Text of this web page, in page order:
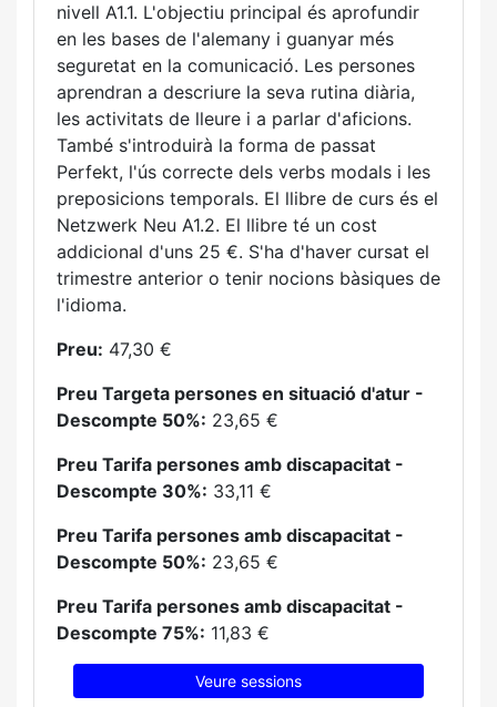
nivell A1.1. L'objectiu principal és aprofundir
en les bases de l'alemany i guanyar més
seguretat en la comunicació. Les persones
aprendran a descriure la seva rutina diària,
les activitats de lleure i a parlar d'aficions.
També s'introduirà la forma de passat
Perfekt, l'ús correcte dels verbs modals i les
preposicions temporals. El llibre de curs és el
Netzwerk Neu A1.2. El llibre té un cost
addicional d'uns 25 €. S'ha d'haver cursat el
trimestre anterior o tenir nocions bàsiques de
l'idioma.
Preu: 47,30 €
Preu Targeta persones en situació d'atur -
Descompte 50%: 23,65 €
Preu Tarifa persones amb discapacitat -
Descompte 30%: 33,11 €
Preu Tarifa persones amb discapacitat -
Descompte 50%: 23,65 €
Preu Tarifa persones amb discapacitat -
Descompte 75%: 11,83 €
Veure sessions